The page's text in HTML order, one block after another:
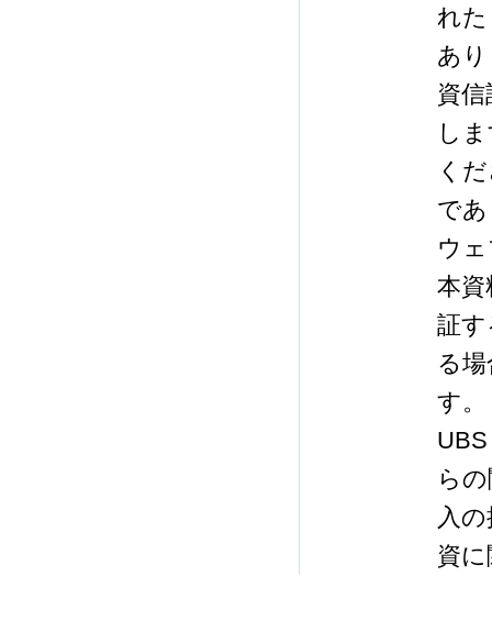
れ
あ
資
し
く
で
ウ
本資
証
る
す。
ら
入
資